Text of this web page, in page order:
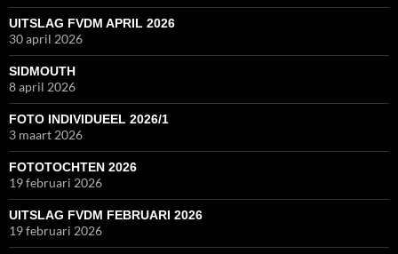
UITSLAG FVDM APRIL 2026
30 april 2026
SIDMOUTH
8 april 2026
FOTO INDIVIDUEEL 2026/1
3 maart 2026
FOTOTOCHTEN 2026
19 februari 2026
UITSLAG FVDM FEBRUARI 2026
19 februari 2026